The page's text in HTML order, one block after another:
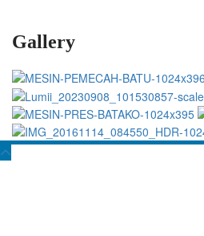
Gallery